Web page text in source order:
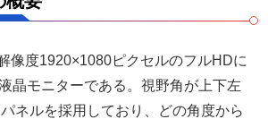
像度1920×1080ピクセルのフルHDに
晶モニターである。視野角が上下左
ネルを採用しており、どの角度から